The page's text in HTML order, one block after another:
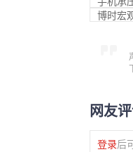
博时宏
网友
登录后